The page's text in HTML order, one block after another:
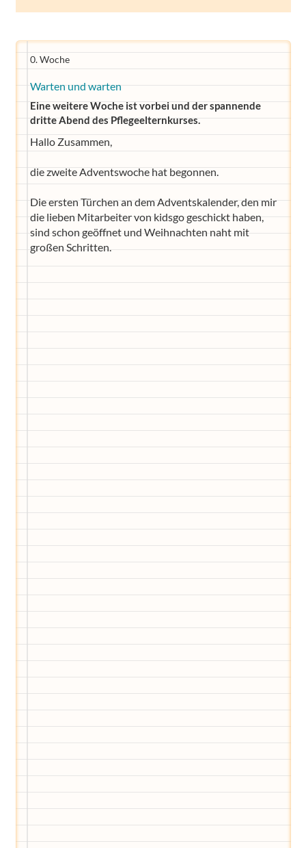
0. Woche
Warten und warten
Eine weitere Woche ist vorbei und der spannende
dritte Abend des Pflegeelternkurses.
Hallo Zusammen,
die zweite Adventswoche hat begonnen.
Die ersten Türchen an dem Adventskalender, den mir
die lieben Mitarbeiter von kidsgo geschickt haben,
sind schon geöffnet und Weihnachten naht mit
großen Schritten.